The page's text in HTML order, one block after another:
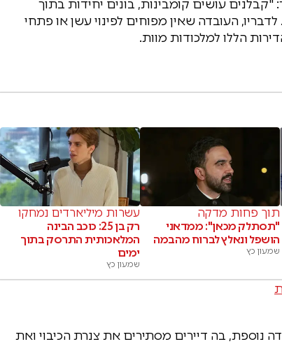
עושים קומבינות, בונים יחידות בתוך
העובדה שאין מפוחים לפינוי עשן או פתחי
הללו למלכודות מוות.
תוך פחות מדקה
"תסתלק מכאן": ממדאני
הושפל ונאלץ לברוח מהבמה
שמעון כץ
עשרות מיליארדים נמחקו
רק בן 25: כוכב הבינה
המלאכותית התרסק בתוך
ימים
שמעון כץ
בה דיירים מסתירים את צנרת הכיבוי ואת